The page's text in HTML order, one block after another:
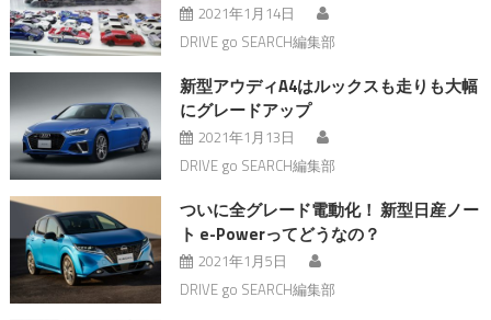
2021年1月14日
DRIVE go SEARCH編集部
新型アウディA4はルックスも走りも大幅
にグレードアップ
2021年1月13日
DRIVE go SEARCH編集部
ついに全グレード電動化！ 新型日産ノー
ト e-Powerってどうなの？
2021年1月5日
DRIVE go SEARCH編集部